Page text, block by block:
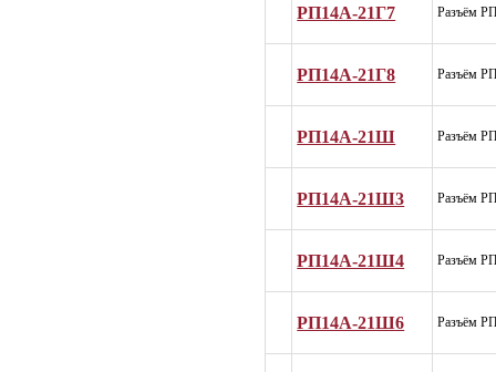
РП14А-21Г7 Разъём
РП14А-21Г8 Разъём
РП14А-21Ш Разъём
РП14А-21Ш3 Разъём
РП14А-21Ш4 Разъём
РП14А-21Ш6 Разъём